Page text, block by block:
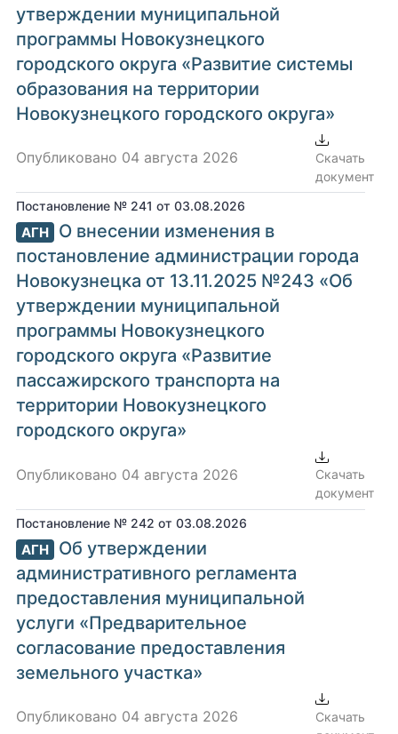
утверждении муниципальной
программы Новокузнецкого
городского округа «Развитие системы
образования на территории
Новокузнецкого городского округа»
Опубликовано 04 августа 2026
Скачать
документ
Постановление № 241 от 03.08.2026
АГН
О внесении изменения в
постановление администрации города
Новокузнецка от 13.11.2025 №243 «Об
утверждении муниципальной
программы Новокузнецкого
городского округа «Развитие
пассажирского транспорта на
территории Новокузнецкого
городского округа»
Опубликовано 04 августа 2026
Скачать
документ
Постановление № 242 от 03.08.2026
АГН
Об утверждении
административного регламента
предоставления муниципальной
услуги «Предварительное
согласование предоставления
земельного участка»
Опубликовано 04 августа 2026
Скачать